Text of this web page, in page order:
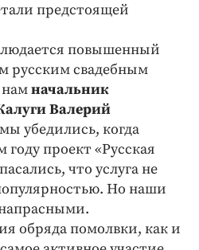
предстоящей
повышенный
русским свадебным
намначальник
Валерий
убедились, когда
проект «Русская
что услуга не
Но наши
обряда помолвки, как и